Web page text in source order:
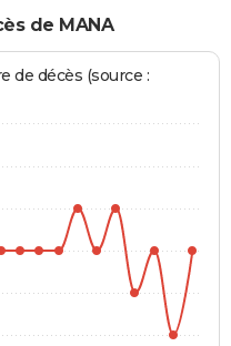
de MANA
de décès (source :